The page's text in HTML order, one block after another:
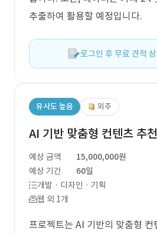
추출하여 활용할 예정입니다.
로그인 후 무료 견적
유사도 높음 외주
AI 기반 맞춤형 컨텐츠 추
예상 금액
15,000,000원
예상 기간
60일
개발 · 디자인 · 기획
웹 외 1개
프로젝트는 AI 기반의 맞춤형 컨